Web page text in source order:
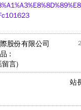
股份有限公司
:
留言)
站